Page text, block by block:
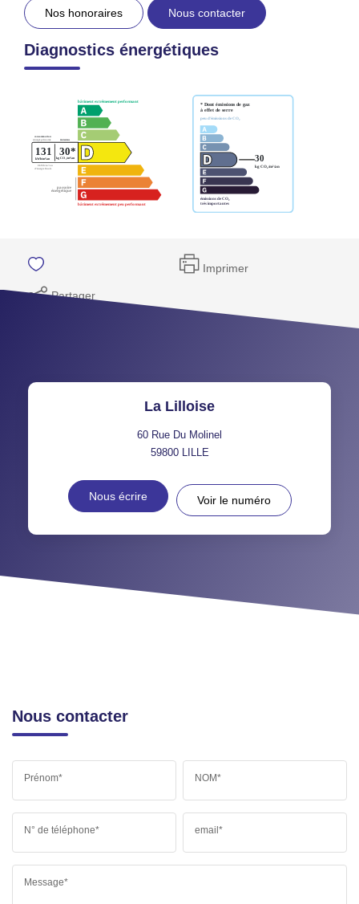
Nos honoraires Nous contacter
Diagnostics énergétiques
Imprimer
Partager
La Lilloise
60 Rue Du Molinel
59800 LILLE
Nous écrire Voir le numéro
Nous contacter
Prénom* NOM*
N° de téléphone* email*
Message*